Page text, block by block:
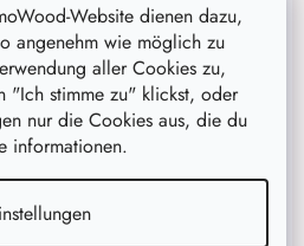
Website dienen dazu,
angenehm wie möglich zu
aller Cookies zu,
"Ich stimme zu" klickst, oder
nur die Cookies aus, die du
informationen.
auf Lager 10 Stück
DEN WARENKORB